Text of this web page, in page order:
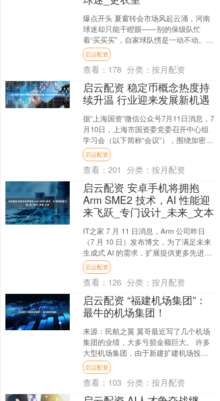
爆点开头 夏窗转会市场风起云涌，河南
球迷却只能干瞪眼——别的保级队忙
着“买买买”，自家球队愣是一动不动。眼
瞅着深圳队签下超级外援，长春亚泰和
海牛队也补强了火力，....
启运配资
查看： 178 分类：按月配资
启云配资 稳定币概念热度持
续升温 行业迎来发展新机遇
据“上海国资”微信公众号7月11日消息，7
月10日，上海市国资委党委召开中心组
学习会（以下简称“会议”），围绕加密货
币与稳定币的发展趋势及应对策略开展
学习。上海....
启运配资
查看：201 分类：按月配资
启云配资 安卓手机将拥抱
Arm SME2 技术，AI 性能迎
来飞跃_专门设计_未来_文本
IT之家 7 月 11 日消息，Arm 公司昨日
（7 月 10 日）发布博文，为了满足未来
生成式 AI 的需求，扩展提供更多先进智
能功能，推出了可以加速 AI ....
启运配资
查看： 126 分类：按月配资
启云配资 “福建机场集团”：
最牛的机场集团！
来源：民航之翼 翼哥最近写了几个机场
集团的业绩，大多亏损金额巨大。 许多
大型机场集团，由于新建扩建机场投资
规模大，旗下中小机场众多，导致持续
亏损。 但这并非就意....
启运配资
查看： 103 分类：按月配资